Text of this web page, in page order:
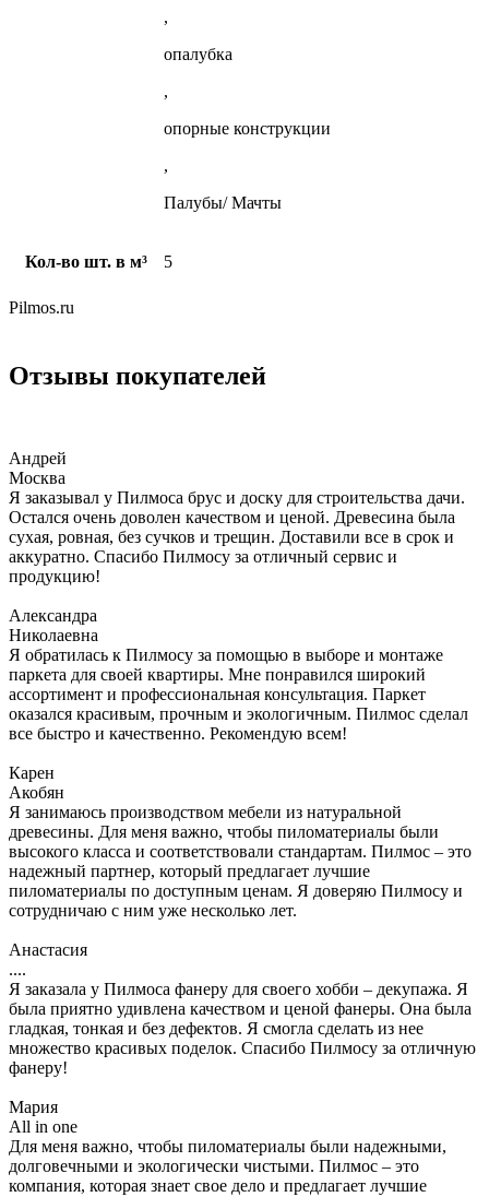
,
опалубка
,
опорные конструкции
,
Палубы/ Мачты
Кол-во шт. в м³ 5
Pilmos.ru
Отзывы покупателей
Андрей
Москва
Я заказывал у Пилмоса брус и доску для строительства дачи.
Остался очень доволен качеством и ценой. Древесина была
сухая, ровная, без сучков и трещин. Доставили все в срок и
аккуратно. Спасибо Пилмосу за отличный сервис и
продукцию!
Александра
Николаевна
Я обратилась к Пилмосу за помощью в выборе и монтаже
паркета для своей квартиры. Мне понравился широкий
ассортимент и профессиональная консультация. Паркет
оказался красивым, прочным и экологичным. Пилмос сделал
все быстро и качественно. Рекомендую всем!
Карен
Акобян
Я занимаюсь производством мебели из натуральной
древесины. Для меня важно, чтобы пиломатериалы были
высокого класса и соответствовали стандартам. Пилмос – это
надежный партнер, который предлагает лучшие
пиломатериалы по доступным ценам. Я доверяю Пилмосу и
сотрудничаю с ним уже несколько лет.
Анастасия
....
Я заказала у Пилмоса фанеру для своего хобби – декупажа. Я
была приятно удивлена качеством и ценой фанеры. Она была
гладкая, тонкая и без дефектов. Я смогла сделать из нее
множество красивых поделок. Спасибо Пилмосу за отличную
фанеру!
Мария
All in one
Для меня важно, чтобы пиломатериалы были надежными,
долговечными и экологически чистыми. Пилмос – это
компания, которая знает свое дело и предлагает лучшие